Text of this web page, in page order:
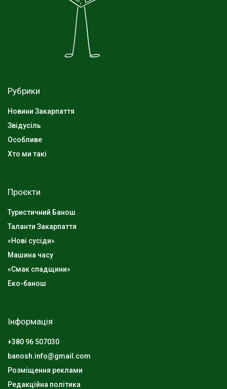
Рубрики
Новини Закарпаття
Звідусіль
Особливе
Хто ми такі
Проєкти
Туристичний Банош
Таланти Закарпаття
«Нові сусіди»
Машина часу
«Смак спадщини»
Еко-банош
Інформація
+380 96 507030
banosh.info@gmail.com
Розміщення реклами
Редакційна політика